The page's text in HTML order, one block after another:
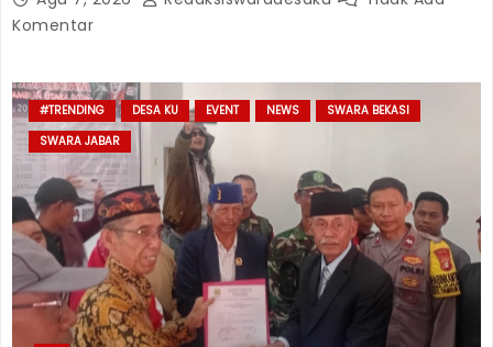
Komentar
#TRENDING DESA KU EVENT NEWS
SWARA BEKASI
SWARA JABAR